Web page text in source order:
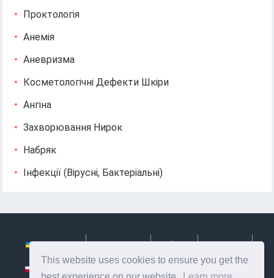
This website uses cookies to ensure you get the
Проктологія
Анемія
Аневризма
Косметологічні Дефекти Шкіри
Ангіна
Захворювання Нирок
Набряк
Інфекції (вірусні, Бактеріальні)